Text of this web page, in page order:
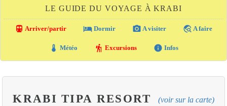
LE GUIDE DU VOYAGE À KRABI
directions_transit Arriver/partir local_hotel Dormir photo_camera A visiter travel_explore A faire
thermostat Météo hiking Excursions info Infos
KRABI TIPA RESORT (voir sur la carte)